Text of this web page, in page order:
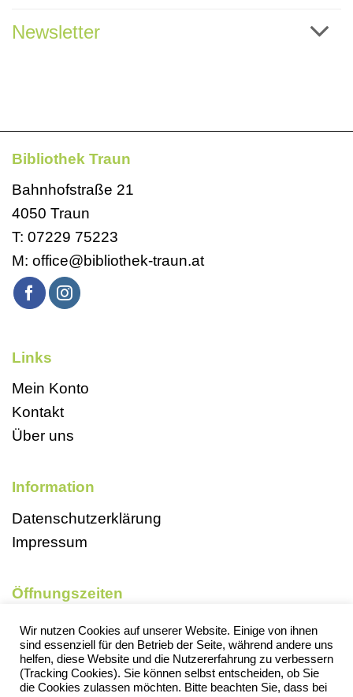
Newsletter
Bibliothek Traun
Bahnhofstraße 21
4050 Traun
T: 07229 75223
M: office@bibliothek-traun.at
Links
Mein Konto
Kontakt
Über uns
Information
Datenschutzerklärung
Impressum
Öffnungszeiten
Mo, So und Feiertags geschlossen
Di 9-18 Uhr
Mi 13-18 Uhr
Wir nutzen Cookies auf unserer Website. Einige von ihnen
sind essenziell für den Betrieb der Seite, während andere uns
helfen, diese Website und die Nutzererfahrung zu verbessern
(Tracking Cookies). Sie können selbst entscheiden, ob Sie
die Cookies zulassen möchten. Bitte beachten Sie, dass bei